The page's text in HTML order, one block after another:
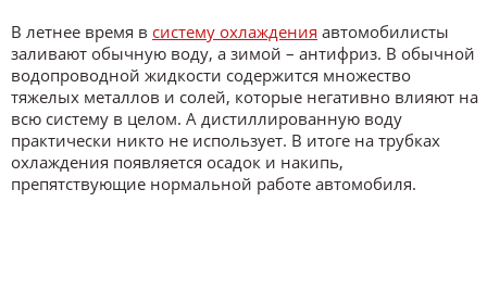
В летнее время в систему охлаждения автомобилисты
заливают обычную воду, а зимой – антифриз. В обычной
водопроводной жидкости содержится множество
тяжелых металлов и солей, которые негативно влияют на
всю систему в целом. А дистиллированную воду
практически никто не использует. В итоге на трубках
охлаждения появляется осадок и накипь,
препятствующие нормальной работе автомобиля.